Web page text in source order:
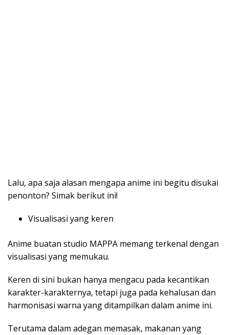
Lalu, apa saja alasan mengapa anime ini begitu disukai
penonton? Simak berikut ini!
Visualisasi yang keren
Anime buatan studio MAPPA memang terkenal dengan
visualisasi yang memukau.
Keren di sini bukan hanya mengacu pada kecantikan
karakter-karakternya, tetapi juga pada kehalusan dan
harmonisasi warna yang ditampilkan dalam anime ini.
Terutama dalam adegan memasak, makanan yang